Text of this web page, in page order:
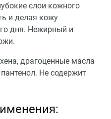
слои кожного
и делая кожу
дня. Нежирный и
драгоценные масла
Не содержит